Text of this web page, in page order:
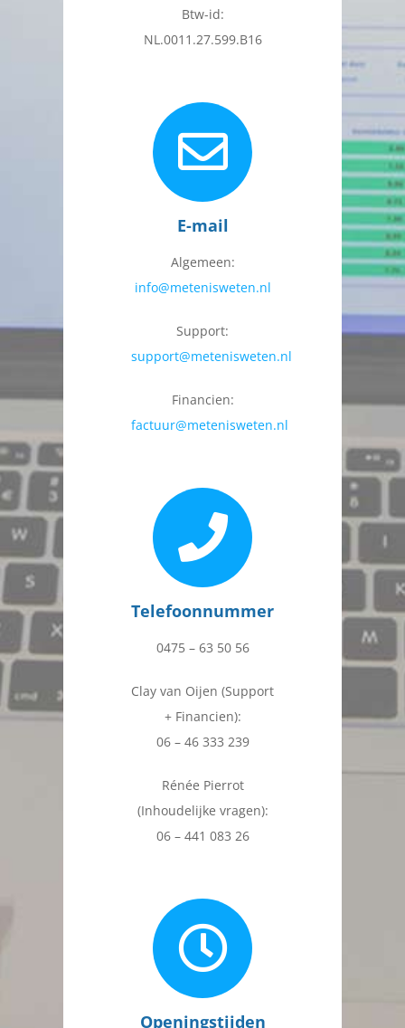
Btw-id:
NL.0011.27.599.B16
E-mail
Algemeen:
info@metenisweten.nl
Support:
support@metenisweten.nl
Financien:
factuur@metenisweten.nl
Telefoonnummer
0475 – 63 50 56
Clay van Oijen (Support
+ Financien):
06 – 46 333 239
Rénée Pierrot
(Inhoudelijke vragen):
06 – 441 083 26
Openingstijden